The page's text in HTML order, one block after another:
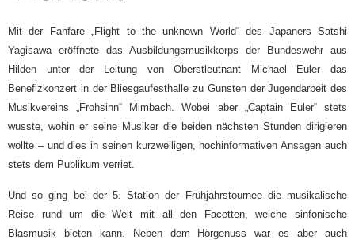
Mit der Fanfare „Flight to the unknown World“ des Japaners Satshi
Yagisawa eröffnete das Ausbildungsmusikkorps der Bundeswehr aus
Hilden unter der Leitung von Oberstleutnant Michael Euler das
Benefizkonzert in der Bliesgaufesthalle zu Gunsten der Jugendarbeit des
Musikvereins „Frohsinn“ Mimbach. Wobei aber „Captain Euler“ stets
wusste, wohin er seine Musiker die beiden nächsten Stunden dirigieren
wollte – und dies in seinen kurzweiligen, hochinformativen Ansagen auch
stets dem Publikum verriet.
Und so ging bei der 5. Station der Frühjahrstournee die musikalische
Reise rund um die Welt mit all den Facetten, welche sinfonische
Blasmusik bieten kann. Neben dem Hörgenuss war es aber auch